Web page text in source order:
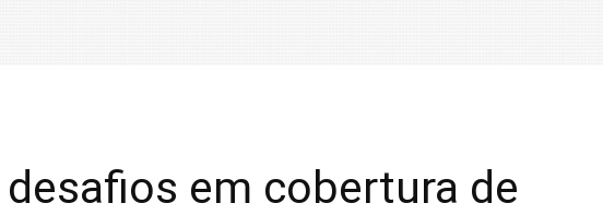
em cobertura de